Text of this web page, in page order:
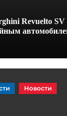
Revuelto
Новости